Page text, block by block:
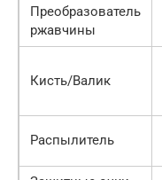
Преобразователь
ржавчины
Кисть/Валик
Распылитель